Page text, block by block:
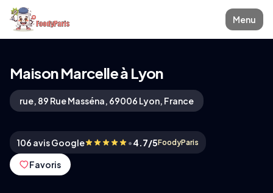
Menu
Maison Marcelle à Lyon
rue, 89 Rue Masséna, 69006 Lyon, France
106 avis Google •4.7/5FoodyParis
Favoris